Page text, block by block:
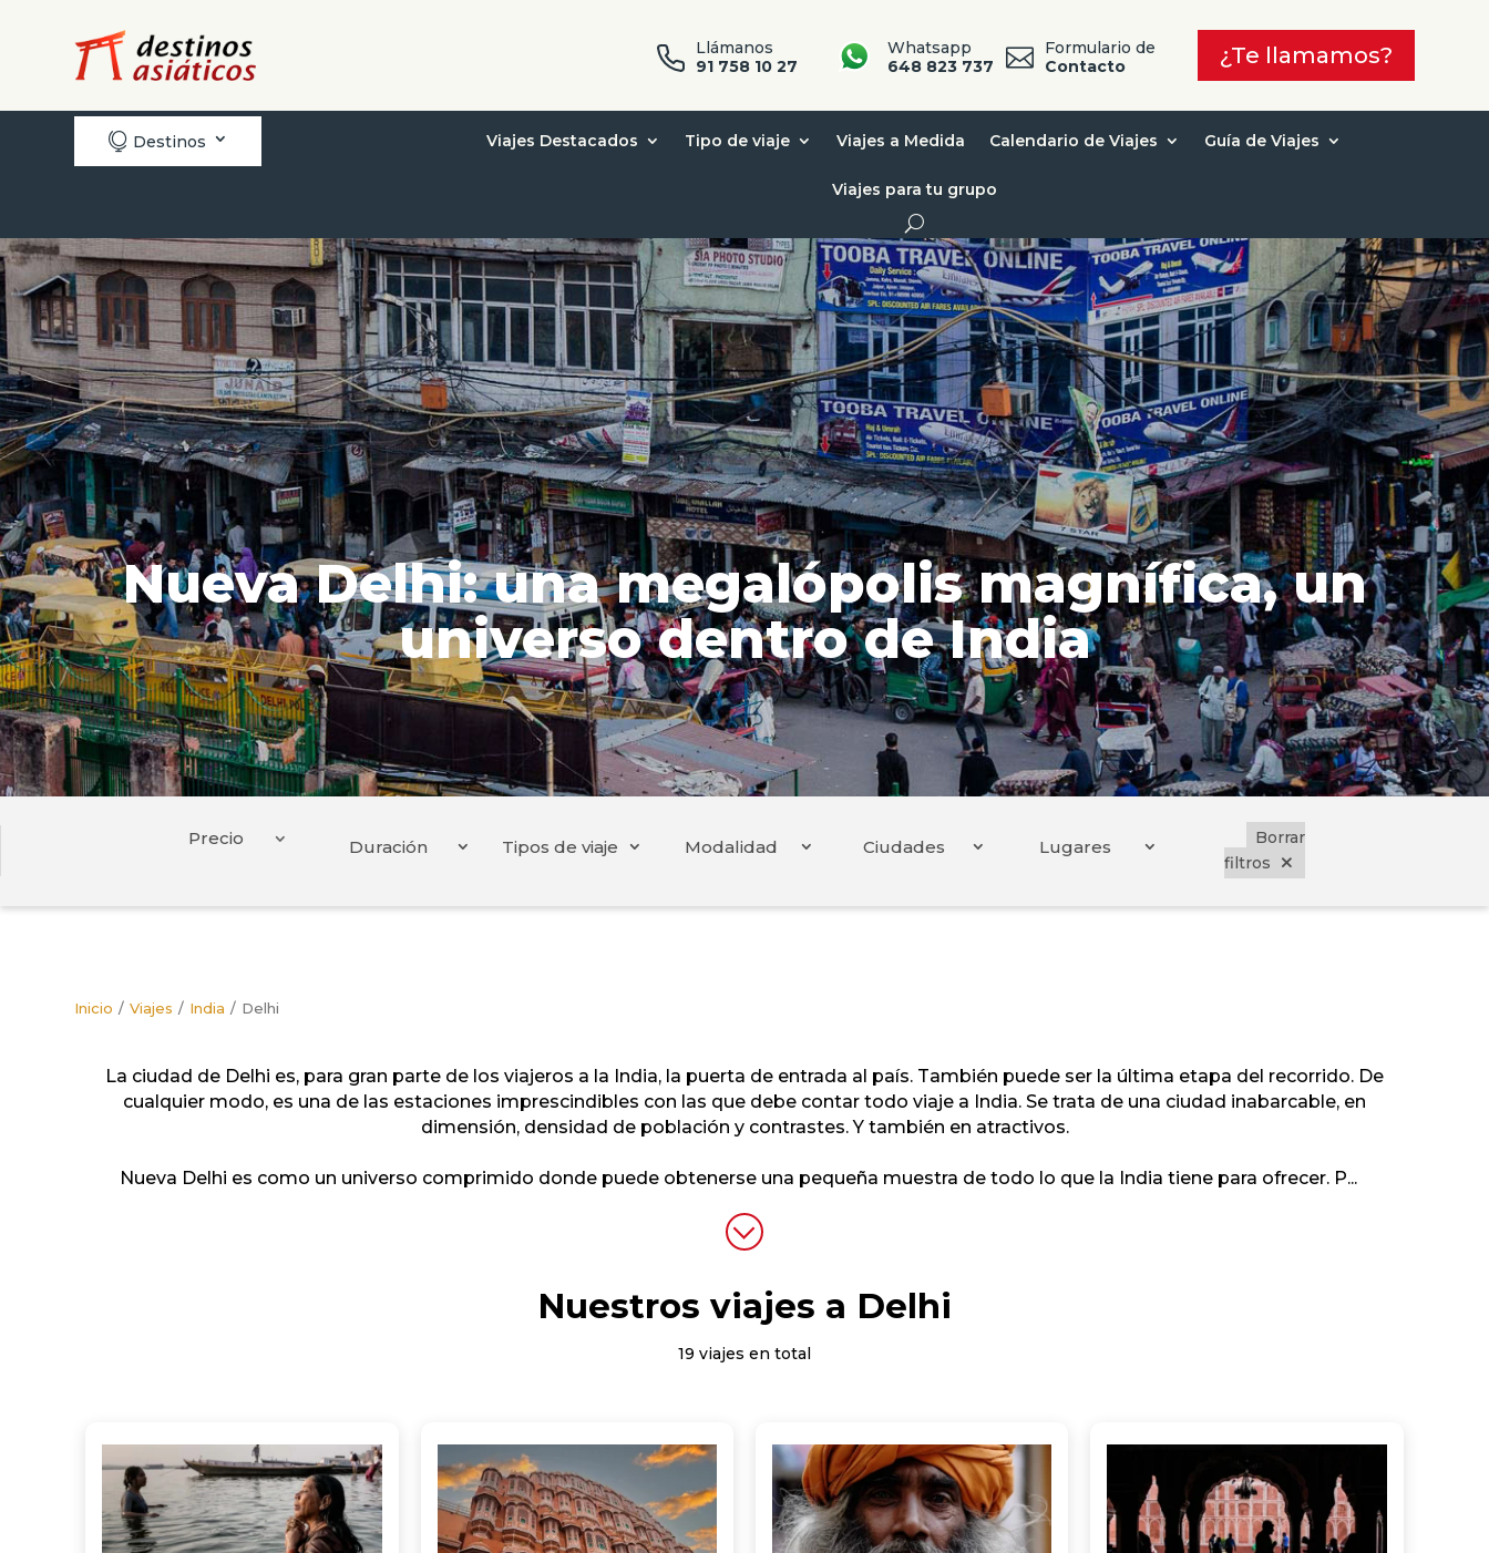
Llámanos
91 758 10 27
Whatsapp
648 823 737

Formulario de
Contacto
¿Te llamamos?
 Destinos Viajes Destacados Tipo de viaje Viajes a Medida Calendario de Viajes Guía de Viajes
Viajes para tu grupo
Nueva Delhi: una megalópolis magnífica, un
universo dentro de India
Duración Tipos de viaje Modalidad Ciudades Lugares
Borrar
filtros
Inicio Viajes India Delhi
La ciudad de Delhi es, para gran parte de los viajeros a la India, la puerta de entrada al país. También puede ser la última etapa del recorrido. De
cualquier modo, es una de las estaciones imprescindibles con las que debe contar todo viaje a India. Se trata de una ciudad inabarcable, en
dimensión, densidad de población y contrastes. Y también en atractivos.
Nueva Delhi es como un universo comprimido donde puede obtenerse una pequeña muestra de todo lo que la India tiene para ofrecer. P...
Nuestros viajes a Delhi
19 viajes en total